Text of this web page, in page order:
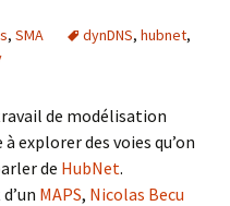
, SMA dynDNS, hubnet,
de modélisation
explorer des voies qu’on
de HubNet.
MAPS, Nicolas Becu